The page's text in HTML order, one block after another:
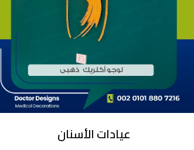
عيادات الأسنان